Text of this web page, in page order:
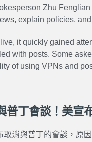
Zhu
explain policies,
it quickly gained
with posts. Some
of using VPNs and
普丁會談！美宣
取消與普丁的會談，原